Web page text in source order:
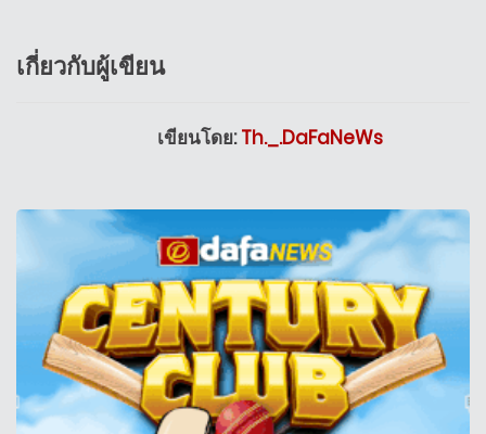
เกี่ยวกับผู้เขียน
เขียนโดย:Th._.DaFaNeWs